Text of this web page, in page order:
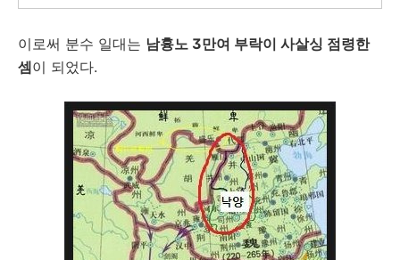
이로써 분수 일대는 남흉노 3만여 부락이 사살싱 점령한
셈이 되었다.